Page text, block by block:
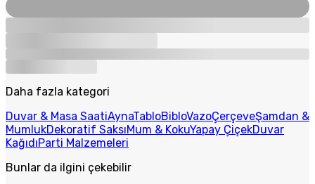
Daha fazla kategori
Duvar & Masa SaatiAynaTabloBibloVazoÇerçeveŞamdan &
MumlukDekoratif SaksıMum & KokuYapay ÇiçekDuvar
KağıdıParti Malzemeleri
Bunlar da ilgini çekebilir